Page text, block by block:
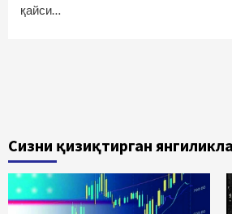
қайси…
Сизни қизиқтирган